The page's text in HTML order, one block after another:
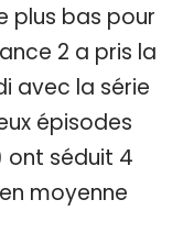
plus bas pour
2 a pris la
avec la série
épisodes
ont séduit 4
moyenne